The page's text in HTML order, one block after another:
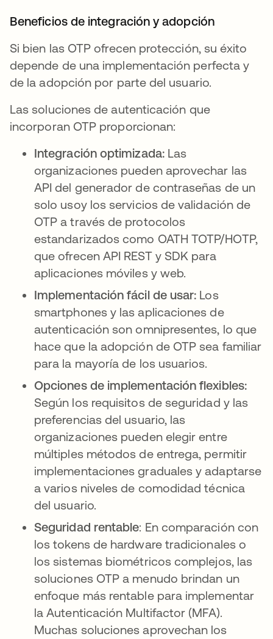
Beneficios de integración y adopción
Si bien las OTP ofrecen protección, su éxito
depende de una implementación perfecta y
de la adopción por parte del usuario.
Las soluciones de autenticación que
incorporan OTP proporcionan:
Integración optimizada:Las
organizaciones pueden aprovechar las
API del generador de contraseñas de un
solo usoy los servicios de validación de
OTP a través de protocolos
estandarizados como OATH TOTP/HOTP,
que ofrecen API REST y SDK para
aplicaciones móviles y web.
Implementación fácil de usar: Los
smartphones y las aplicaciones de
autenticación son omnipresentes, lo que
hace que la adopción de OTP sea familiar
para la mayoría de los usuarios.
Opciones de implementación flexibles:
Según los requisitos de seguridad y las
preferencias del usuario, las
organizaciones pueden elegir entre
múltiples métodos de entrega, permitir
implementaciones graduales y adaptarse
a varios niveles de comodidad técnica
del usuario.
Seguridad rentable: En comparación con
los tokens de hardware tradicionales o
los sistemas biométricos complejos, las
soluciones OTP a menudo brindan un
enfoque más rentable para implementar
la Autenticación Multifactor (MFA).
Muchas soluciones aprovechan los